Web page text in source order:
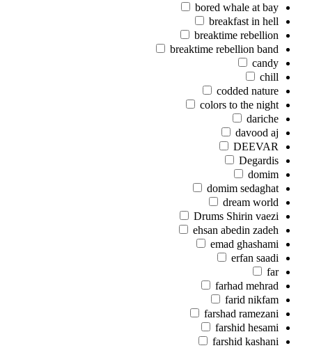
bored whale at bay
breakfast in hell
breaktime rebellion
breaktime rebellion band
candy
chill
codded nature
colors to the night
dariche
davood aj
DEEVAR
Degardis
domim
domim sedaghat
dream world
Drums Shirin vaezi
ehsan abedin zadeh
emad ghashami
erfan saadi
far
farhad mehrad
farid nikfam
farshad ramezani
farshid hesami
farshid kashani